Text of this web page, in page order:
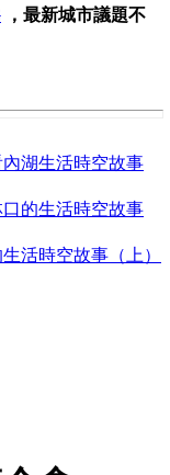
，最新城市議題不
湖生活時空故事
的生活時空故事
活時空故事（上）